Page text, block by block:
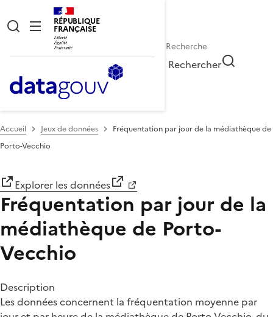
RÉPUBLIQUE
FRANÇAISE
Rechercher
Accueil Jeux de données
Fréquentation par jour de la médiathèque de
Porto-Vecchio
Explorer les données
Fréquentation par jour de la
médiathèque de Porto-
Vecchio
Description
Les données concernent la fréquentation moyenne par